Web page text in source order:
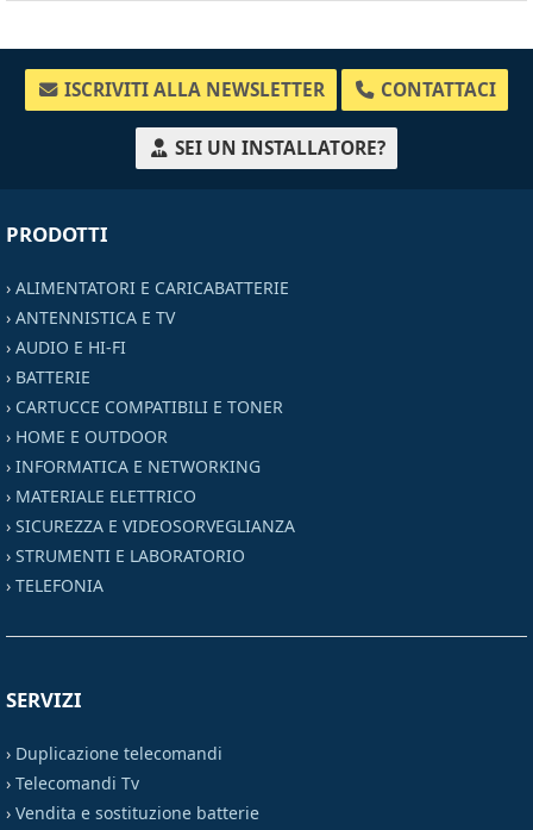
ISCRIVITI ALLA NEWSLETTER CONTATTACI
SEI UN INSTALLATORE?
PRODOTTI
› ALIMENTATORI E CARICABATTERIE
› ANTENNISTICA E TV
› AUDIO E HI-FI
› BATTERIE
› CARTUCCE COMPATIBILI E TONER
› HOME E OUTDOOR
› INFORMATICA E NETWORKING
› MATERIALE ELETTRICO
› SICUREZZA E VIDEOSORVEGLIANZA
› STRUMENTI E LABORATORIO
› TELEFONIA
SERVIZI
› Duplicazione telecomandi
› Telecomandi Tv
› Vendita e sostituzione batterie